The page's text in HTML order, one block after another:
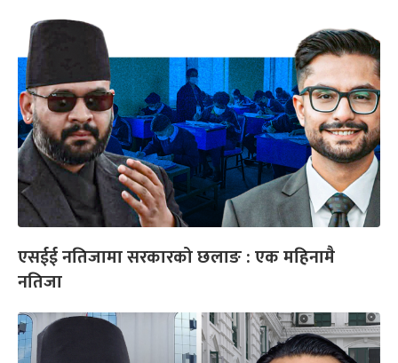
एसईई नतिजामा सरकारको छलाङ : एक महिनामै
नतिजा